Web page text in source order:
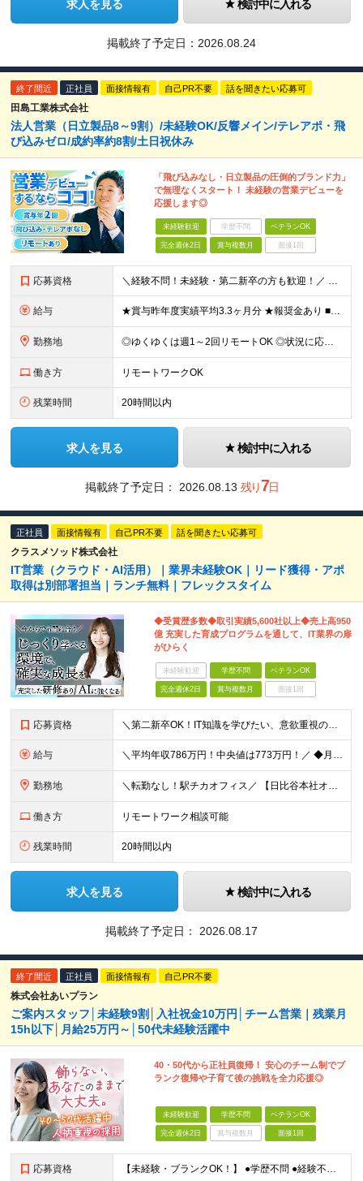
求人を見る 検討中に入れる
掲載終了予定日： 2026.08.24
終了間近 正社員 面接情報有 自己PR不要 話を聞きたい応募可
田島工業株式会社
法人営業（日立製品8～9割）/未経験OK/反響メイン/テレアポ・飛
び込みゼロ/成約率約8割/土日祝休み
「飛び込みなし・日立製品の圧倒的ブランド力」
で無理なくスタート！ 未経験の営業デビューを
応援します◎
未経験歓迎 学歴不問 ベテランOK
完全週休2日 賞与複数月 面接1回
応募資格 ＼経験不問！未経験・第二新卒の方も歓迎！／ 人柄重視の採用を実施中！ 「未経験だけれど営業デビューしたい」 そんな想いをお持ちの方、大歓迎です◎ 実際に、未経験スタートの先輩も多数活躍しています！
給与 ★賞与昨年度実績平均3.3ヶ月分 ★報奨金あり ■月給23万～30万円＋各種手当＋賞与年2回 ※経験、スキルなどを考慮したうえ、決定します ※残業代は全額支給いたします ※試用期間3ヵ月あり。期間
勤務地 ◎ゆくゆくは週1～2回リモートOK ◎状況に応じて直行直帰可 ◎転勤はありません 【本社】 東京都千代田区神田三崎町3-10-16 【埼玉営業所】 埼玉県さいたま市北区日進町1-683-3 (変
働き方 リモートワークOK
残業時間 20時間以内
求人を見る 検討中に入れる
掲載終了予定日： 2026.08.13 残り7日
正社員 面接情報有 自己PR不要 話を聞きたい応募可
クラスメソッド株式会社
IT営業（クラウド・AI活用）｜業界未経験OK｜リード獲得・アポ
取得は別部署担当｜ランチ無料｜フレックスタイム
◆受賞歴多数◆取引実績5,600社以上◆売上高950
億 充実した育成プログラムを通して、IT業界の扉
がひらく
未経験歓迎 学歴不問 ベテランOK
完全週休2日 賞与複数月 面接1回
応募資格 ＼第二新卒OK！IT知識を学びたい、意欲重視の採用／ ◆学歴不問 ◆営業経験がある方（目安：1年以上）
給与 ＼平均年収786万円！中央値は773万円！／ ◆月給 26.3万円～40.2万円＋賞与年2回 ※経験・スキルを考慮の上、優遇いたします ※上記金額には固定残業手当19～24時間分（4.3万円～7.
勤務地 ＼転勤なし！駅チカオフィス／ 【日比谷本社オフィス】 東京都港区西新橋1-1-1 日比谷フォートタワー26階 (変更の範囲)上記を除く当社関連勤務地
働き方 リモートワーク相談可能
残業時間 20時間以内
求人を見る 検討中に入れる
掲載終了予定日： 2026.08.17
終了間近 正社員 面接情報有 自己PR不要
株式会社あいプラン
ご案内スタッフ│未経験9割│入社祝金10万円│チーム営業｜残業月
15h以下│月給25万円～│50代未経験活躍中
40・50代から正社員復帰！ 安心のチーム制でブ
ランク復帰や子育て後の挑戦を全力応援◎
未経験歓迎 学歴不問 ベテランOK
完全週休2日 賞与複数月 面接1回
応募資格 【未経験・ブランクOK！】 ●学歴不問 ●経験不問 ★こんな方にピッタリです！ ・子育てが落ち着き現場復帰を考えている方 ・チームで協力して働くのが好きな方 ・1人で抱え込まず、周りと助け合いたい方